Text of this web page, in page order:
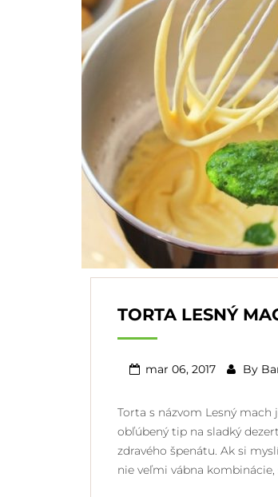
TORTA LESNÝ
mar 06, 2017 By
Torta s názvom Lesný
obľúbený tip na sladký
zdravého špenátu. Ak si
nie veľmi vábna kombinácie,